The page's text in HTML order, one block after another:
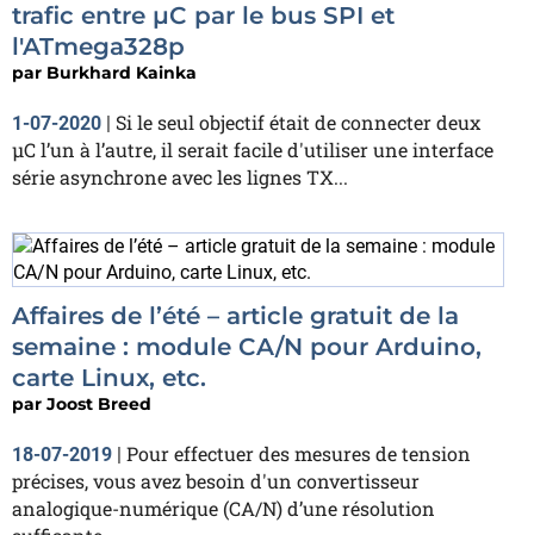
trafic entre µC par le bus SPI et
l'ATmega328p
par Burkhard Kainka
1-07-2020
Si le seul objectif était de connecter deux
µC l’un à l’autre, il serait facile d'utiliser une interface
série asynchrone avec les lignes TX...
Affaires de l’été – article gratuit de la
semaine : module CA/N pour Arduino,
carte Linux, etc.
par Joost Breed
18-07-2019
Pour effectuer des mesures de tension
précises, vous avez besoin d'un convertisseur
analogique-numérique (CA/N) d’une résolution